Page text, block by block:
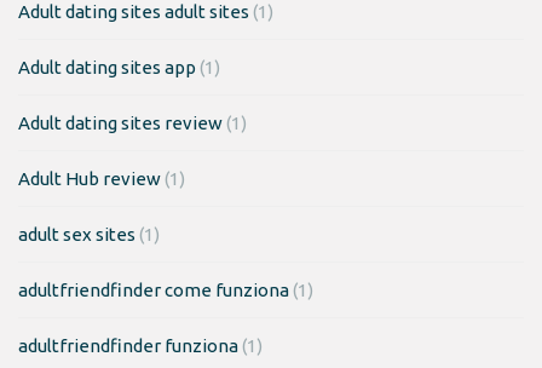
Adult dating sites adult sites (1)
Adult dating sites app (1)
Adult dating sites review(1)
Adult Hub review(1)
adult sex sites (1)
adultfriendfinder come funziona(1)
adultfriendfinder funziona(1)